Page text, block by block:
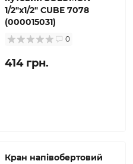
1/2″х1/2″ CUBE 7078
(000015031)
0
414 грн.
Кран напівобертовий